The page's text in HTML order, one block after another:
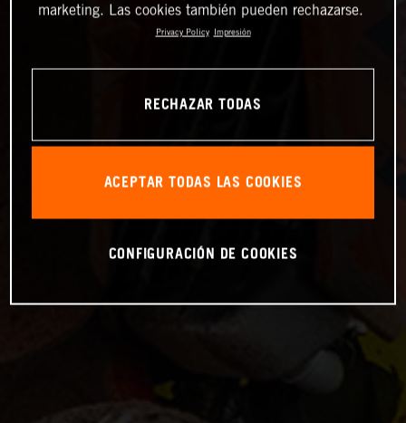
marketing. Las cookies también pueden rechazarse.
Privacy Policy Impresión
RECHAZAR TODAS
ACEPTAR TODAS LAS COOKIES
CONFIGURACIÓN DE COOKIES